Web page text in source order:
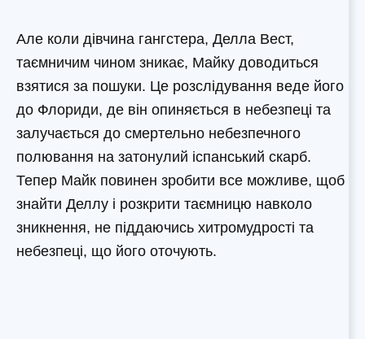
Але коли дівчина гангстера, Делла Вест,
таємничим чином зникає, Майку доводиться
взятися за пошуки. Це розслідування веде його
до Флориди, де він опиняється в небезпеці та
залучається до смертельно небезпечного
полювання на затонулий іспанський скарб.
Тепер Майк повинен зробити все можливе, щоб
знайти Деллу і розкрити таємницю навколо
зникнення, не піддаючись хитромудрості та
небезпеці, що його оточують.